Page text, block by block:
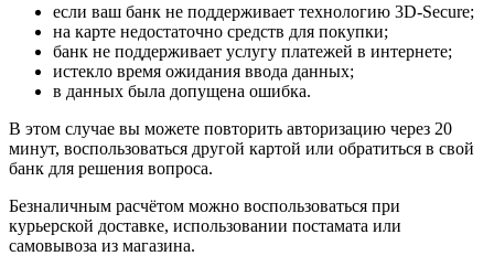
если ваш банк не поддерживает технологию 3D-Secure;
на карте недостаточно средств для покупки;
банк не поддерживает услугу платежей в интернете;
истекло время ожидания ввода данных;
в данных была допущена ошибка.
В этом случае вы можете повторить авторизацию через 20
минут, воспользоваться другой картой или обратиться в свой
банк для решения вопроса.
Безналичным расчётом можно воспользоваться при
курьерской доставке, использовании постамата или
самовывоза из магазина.